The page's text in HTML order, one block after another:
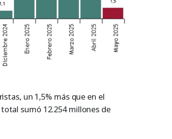
un 1,5% más que en el
sumó 12.254 millones de